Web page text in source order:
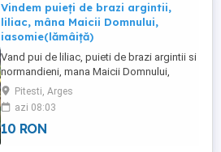
Vindem puieți de brazi argintii,
liliac, mâna Maicii Domnului,
iasomie(lămâiță)
Vand pui de liliac, puieti de brazi argintii si
normandieni, mana Maicii Domnului,
glicina si mur, in ghiveci. Prindere
garantata! Sunt pui formati in jurul
plantelor mama. Brazi argintii si
normandieni (aprox 90- 130 cm) : 110 lei
Pitesti, Arges
azi 08:03
10 RON